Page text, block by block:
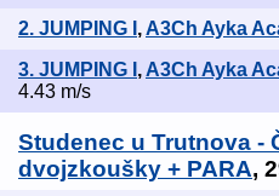
2. JUMPING I ,A3Ch Ayka
3. JUMPING I , A3Ch Ayka
4.43 m/s
Studenec u Trutnova -
dvojzkoušky + PARA,